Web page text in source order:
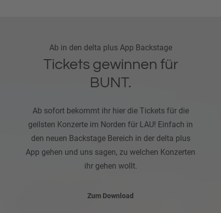
Ab in den delta plus App Backstage
Tickets gewinnen für
BUNT.
Ab sofort bekommt ihr hier die Tickets für die
geilsten Konzerte im Norden für LAU! Einfach in
den neuen Backstage Bereich in der delta plus
App gehen und uns sagen, zu welchen Konzerten
ihr gehen wollt.
Zum Download